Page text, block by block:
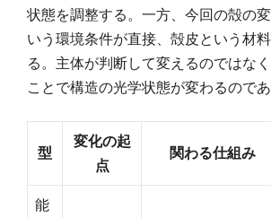
状態を調整する。一方、今回の殻の
いう環境条件が直接、殻皮という材
る。主体が判断して変えるのではな
ことで構造の光学状態が変わるのであ
型
変化の起
点
関わる仕組み
能